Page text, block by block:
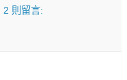
2 則留言: